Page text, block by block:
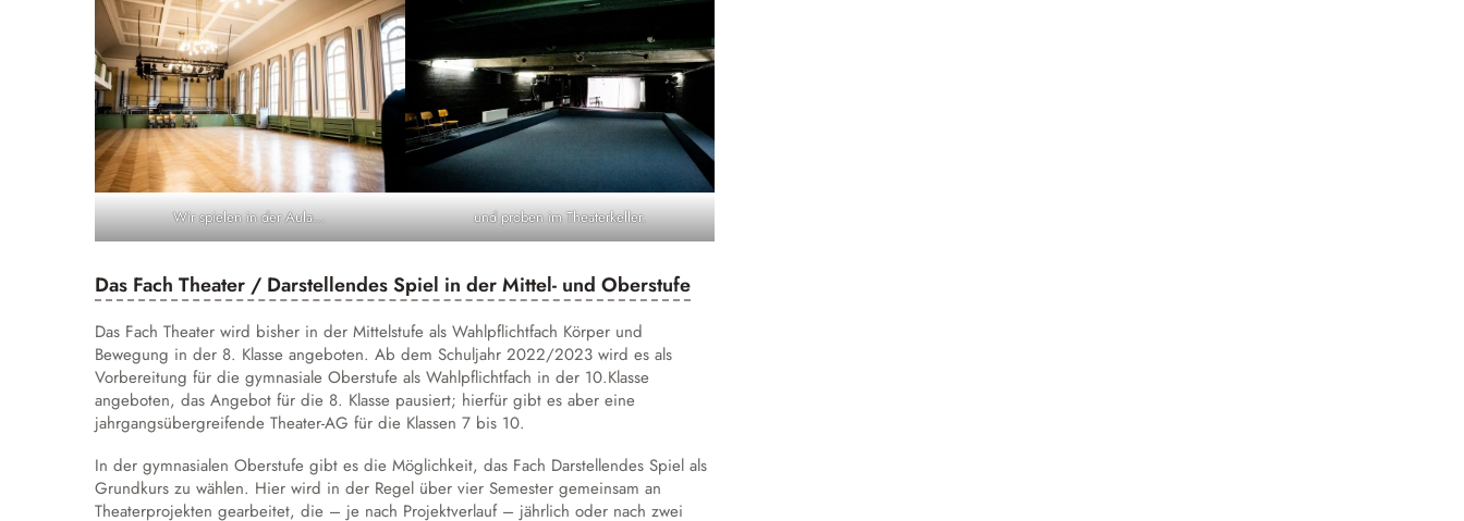
Wir spielen in der Aula… und proben im Theaterkeller.
Das Fach Theater / Darstellendes Spiel in der Mittel- und Oberstufe
Das Fach Theater wird bisher in der Mittelstufe als Wahlpflichtfach Körper und
Bewegung in der 8. Klasse angeboten. Ab dem Schuljahr 2022/2023 wird es als
Vorbereitung für die gymnasiale Oberstufe als Wahlpflichtfach in der 10.Klasse
angeboten, das Angebot für die 8. Klasse pausiert; hierfür gibt es aber eine
jahrgangsübergreifende Theater-AG für die Klassen 7 bis 10.
In der gymnasialen Oberstufe gibt es die Möglichkeit, das Fach Darstellendes Spiel als
Grundkurs zu wählen. Hier wird in der Regel über vier Semester gemeinsam an
Theaterprojekten gearbeitet, die – je nach Projektverlauf – jährlich oder nach zwei